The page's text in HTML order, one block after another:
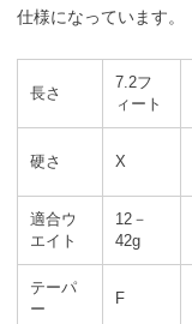
仕様になっています。
長さ
7.2フ
ィート
硬さ X
適合ウ
エイト
12－
42g
テーパ
ー
F